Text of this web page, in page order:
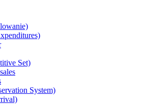
Set)
System)